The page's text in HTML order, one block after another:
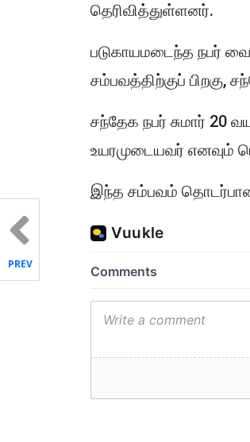
தெரிவித்துள்ளனர்.
படுகாயமடைந்த நபர்
சம்பவத்திற்குப் பிறகு,
சந்தேக நபர் சுமார் 20
உயரமுடையவர் எனவும்
இந்த சம்பவம் தொடர்பான
PREV